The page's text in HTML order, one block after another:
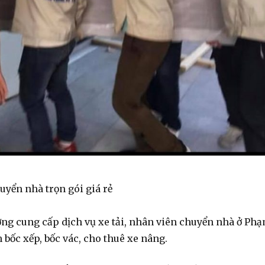
nhà trọn gói giá rẻ
cung cấp dịch vụ xe tải, nhân viên chuyển nhà ở
xếp, bốc vác, cho thuê xe nâng.